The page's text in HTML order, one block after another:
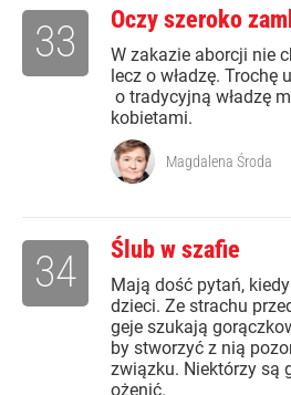
Oczy szeroko
W zakazie aborcji nie
lecz o władzę. Trochę
o tradycyjną władzę
kobietami.
33
Magdalena Środa
Ślub w szafie
Mają dość pytań,
dzieci. Ze strachu
geje szukają
by stworzyć z nią
związku. Niektórzy są
ożenić.
34